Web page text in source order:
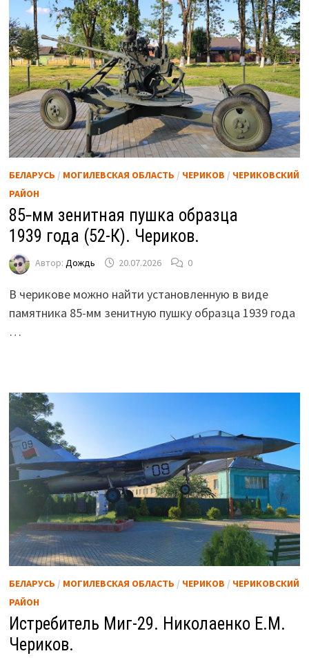
БЕЛАРУСЬ / МОГИЛЕВСКАЯ ОБЛАСТЬ / ЧЕРИКОВ / ЧЕРИКОВСКИЙ
РАЙОН
85‑мм зенитная пушка образца
1939 года (52-К). Чериков.
Автор: Дождь 20.07.2026 0
В черикове можно найти установленную в виде
памятника 85-мм зенитную пушку образца 1939 года
…
БЕЛАРУСЬ / МОГИЛЕВСКАЯ ОБЛАСТЬ / ЧЕРИКОВ / ЧЕРИКОВСКИЙ
РАЙОН
Истребитель Миг-29. Николаенко Е.М.
Чериков.